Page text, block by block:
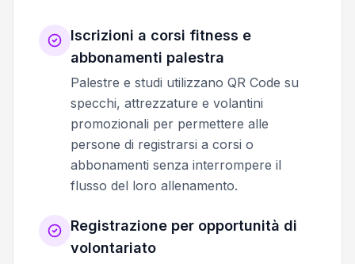
Iscrizioni a corsi fitness e
abbonamenti palestra
Palestre e studi utilizzano QR Code su
specchi, attrezzature e volantini
promozionali per permettere alle
persone di registrarsi a corsi o
abbonamenti senza interrompere il
flusso del loro allenamento.
Registrazione per opportunità di
volontariato